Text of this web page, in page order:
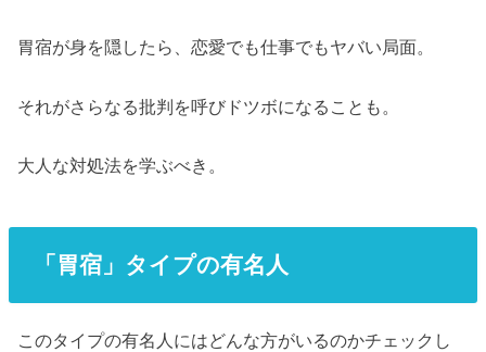
胃宿が身を隠したら、恋愛でも仕事でもヤバい局面。
それがさらなる批判を呼びドツボになることも。
大人な対処法を学ぶべき。
「胃宿」タイプの有名人
このタイプの有名人にはどんな方がいるのかチェックし